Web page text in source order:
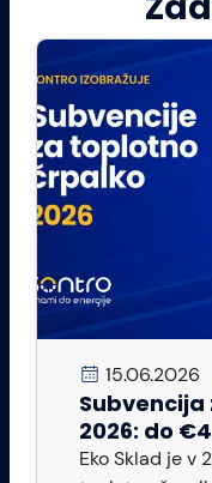
15.06.2026
2026: do
Eko Sklad je v